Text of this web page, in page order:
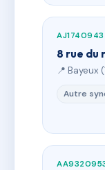
AJ1740943
8 rue du
📍 Bayeux
Autre